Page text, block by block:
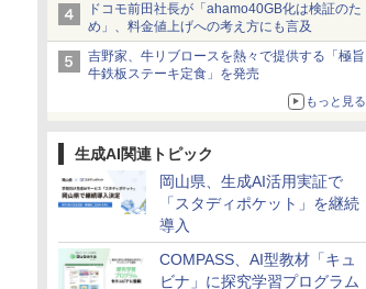
ドコモ前田社長が「ahamo40GB化は検証のた
め」、料金値上げへの考え方にも言及
吉野家、牛リブロースを熱々で提供する「極旨
牛鉄板ステーキ定食」を発売
もっと見る
生成AI関連トピック
岡山県、生成AI活用実証で
「スタディポケット」を継続
導入
COMPASS、AI型教材「キュ
ビナ」に探究学習プログラム